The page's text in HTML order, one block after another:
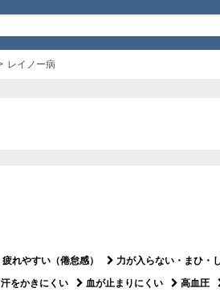
レイノー病
疲れやすい（倦怠感） 力が入らない・まひ・
汗をかきにくい 血が止まりにくい 高血圧